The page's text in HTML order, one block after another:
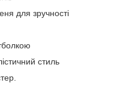
для зручності
стиль